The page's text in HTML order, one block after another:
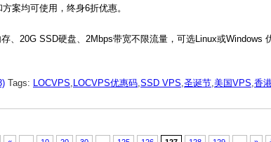
案均可使用，终身6折优惠。
、20G SSD硬盘、2Mbps带宽不限流量，可选Linux或Windows
Tags: LOCVPS, LOCVPS优惠码,SSD VPS,圣诞节,美国VPS,香